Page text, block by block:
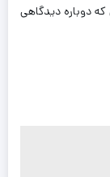
که دوباره دیدگاهی